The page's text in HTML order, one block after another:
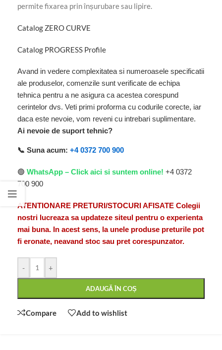
permite fixarea prin înșurubare sau lipire.
Catalog ZERO CURVE
Catalog PROGRESS Profile
Avand in vedere complexitatea si numeroasele specificatii
ale produselor, comenzile sunt verificate de echipa
tehnica pentru a ne asigura ca acestea corespund
cerintelor dvs. Veti primi proforma cu codurile corecte, iar
daca este nevoie, vom reveni cu intrebari suplimentare.
Ai nevoie de suport tehnic?
📞 Suna acum: +4 0372 700 900
🟢 WhatsApp – Click aici si suntem online! +4 0372
700 900
ATENTIONARE PRETURI/STOCURI AFISATE Colegii
nostri lucreaza sa updateze siteul pentru o experienta
mai buna. In acest sens, la unele produse preturile pot
fi eronate, neavand stoc sau pret corespunzator.
- +
ADAUGĂ ÎN COȘ
Compare Add to wishlist